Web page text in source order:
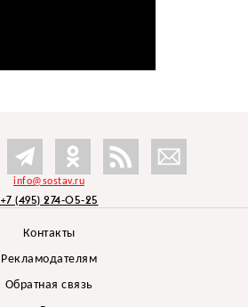
info@sostav.ru
+7 (495) 274-05-25
Контакты
Рекламодателям
Обратная связь